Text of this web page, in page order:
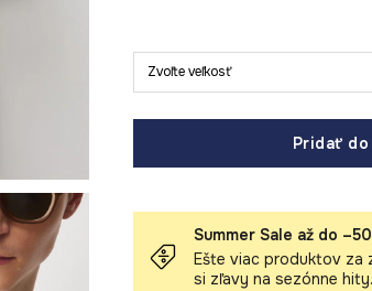
Zvoľte veľkosť
Pridať do
Summer Sale až do
Ešte viac produktov za
si zľavy na sezónne hity.